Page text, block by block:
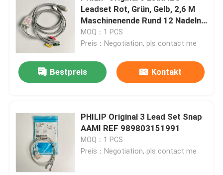
Leadset Rot, Grün, Gelb, 2,6 M
Maschinenende Rund 12 Nadeln
PN:989803143171
MOQ：1 PCS
Preis：Negotiation, pls contact me
Bestpreis Kontakt
PHILIP Original 3 Lead Set Snap
AAMI REF 989803151991
MOQ：1 PCS
Preis：Negotiation, pls contact me